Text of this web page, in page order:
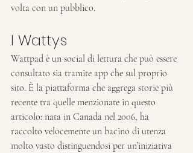
volta con un pubblico.
I Wattys
Wattpad è un social di lettura che può essere
consultato sia tramite app che sul proprio
sito. È la piattaforma che aggrega storie più
recente tra quelle menzionate in questo
articolo: nata in Canada nel 2006, ha
raccolto velocemente un bacino di utenza
molto vasto distinguendosi per un’iniziativa